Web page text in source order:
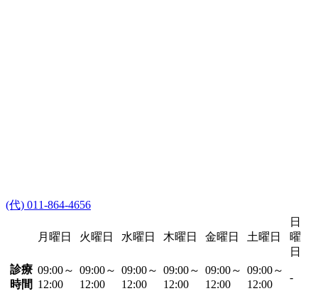
(代) 011-864-4656
月曜日 火曜日 水曜日 木曜日 金曜日 土曜日
日
曜
日
診療
時間
09:00～
12:00
09:00～
12:00
09:00～
12:00
09:00～
12:00
09:00～
12:00
09:00～
12:00
-